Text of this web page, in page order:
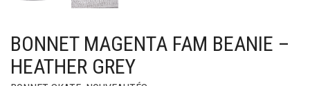
BONNET MAGENTA FAM BEANIE –
HEATHER GREY